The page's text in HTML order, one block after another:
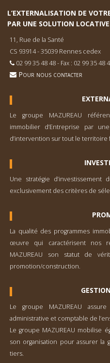
L’EXTERNALISATION DE
PAR UNE SOLUTION LOCATIVE
11, Rue de la Santé
CS 93914 - 35039 Rennes cedex
02 99 35 48 48 - Fax : 02 99 35 48
Pour nous contacter
Le groupe MAZUREAU
immobilier d’Entreprise par
d’inter­vention sur tout le territoire
Une stratégie d’investisse­ment
exclusivement des critères de
La qualité des programmes
œuvre qui caractérisent nos
MAZUREAU son statut de
promotion/construction.
Le groupe MAZUREAU
administrative et comp­table de
Le groupe MAZUREAU mobilise
son organisation pour assurer la
tiers.